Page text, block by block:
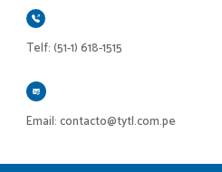
Telf: (51-1) 618-1515
Email: contacto@tytl.com.pe